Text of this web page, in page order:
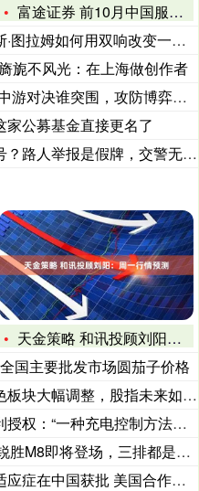
富途证券 前10月中国服务零售增长加快 官方指成消费重要增长
拉姆如何用双响改变一切？
旎不风光：在上海做创作者
决谁突围，攻防博弈看点十足
公募基金直接更名了
举报是假牌，交警无奈：我也
天金策略 和讯投顾刘阳：周一行情预测
国主要批发市场圆茄子价格
幅调整，股指未来如何演绎？
“一种充电控制方法及装置、
即将登场，三排都是商务舱
中国获批 美国合作方股价为